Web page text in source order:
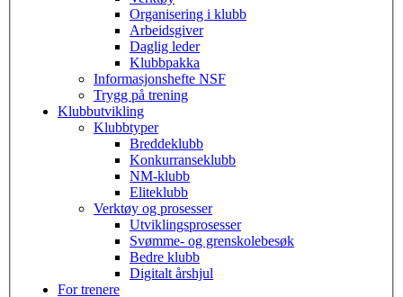
Organisering i klubb
Arbeidsgiver
Daglig leder
Klubbpakka
Informasjonshefte NSF
Trygg på trening
Klubbutvikling
Klubbtyper
Breddeklubb
Konkurranseklubb
NM-klubb
Eliteklubb
Verktøy og prosesser
Utviklingsprosesser
Svømme- og grenskolebesøk
Bedre klubb
Digitalt årshjul
For trenere